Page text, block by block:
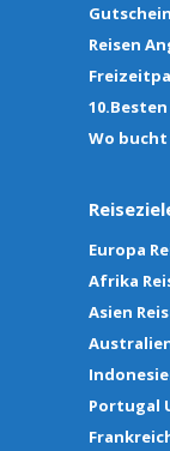
Gutschein
Reisen
Wo
Europa
Afrika
Asien
Portugal